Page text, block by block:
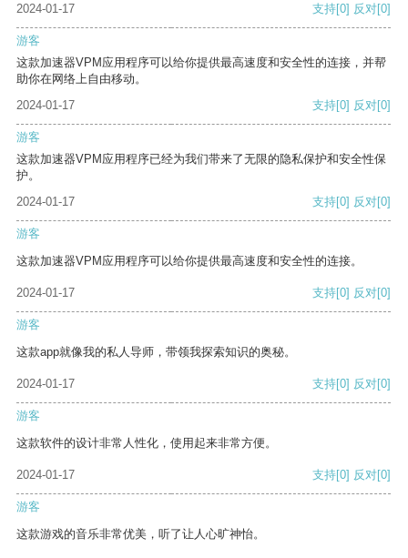
2024-01-17 支持[0] 反对[0]
游客
这款加速器VPM应用程序可以给你提供最高速度和安全性的连接，并帮
助你在网络上自由移动。
2024-01-17
支持[0] 反对[0]
游客
这款加速器VPM应用程序已经为我们带来了无限的隐私保护和安全性保
护。
2024-01-17
支持[0] 反对[0]
游客
这款加速器VPM应用程序可以给你提供最高速度和安全性的连接。
2024-01-17 支持[0] 反对[0]
游客
这款app就像我的私人导师，带领我探索知识的奥秘。
2024-01-17 支持[0] 反对[0]
游客
这款软件的设计非常人性化，使用起来非常方便。
2024-01-17 支持[0] 反对[0]
游客
这款游戏的音乐非常优美，听了让人心旷神怡。